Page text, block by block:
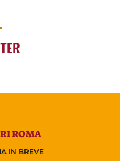
ROMA
IN BREVE